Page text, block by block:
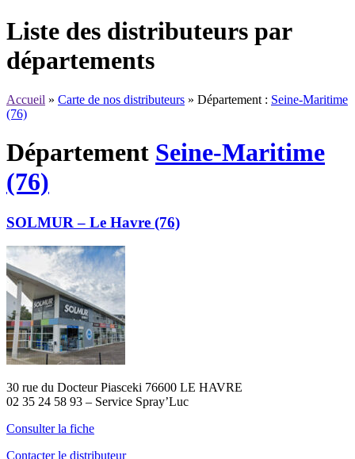
Liste des distributeurs par
départements
Accueil » Carte de nos distributeurs » Département : Seine-Maritime
(76)
Département Seine-Maritime
(76)
SOLMUR – Le Havre (76)
30 rue du Docteur Piasceki 76600 LE HAVRE
02 35 24 58 93 – Service Spray’Luc
Consulter la fiche
Contacter le distributeur